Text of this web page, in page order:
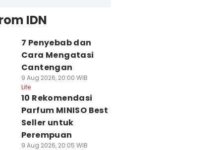
IDN
7 Penyebab dan
Cara Mengatasi
Cantengan
9 Aug 2026, 20:00 WIB
Life
10 Rekomendasi
Parfum MINISO Best
Seller untuk
Perempuan
9 Aug 2026, 20:05 WIB